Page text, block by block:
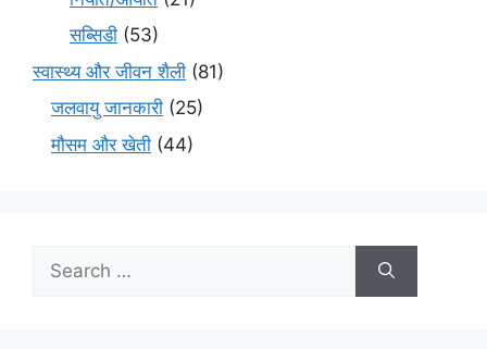
सब्सिडी (53)
स्वास्थ्य और जीवन शैली (81)
जलवायु जानकारी (25)
मौसम और खेती (44)